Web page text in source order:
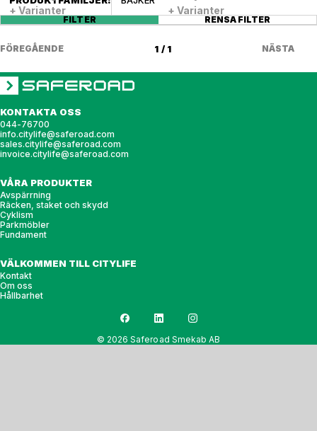
FILTER RENSA FILTER
+ Varianter
+ Varianter
FÖREGÅENDE 1 / 1 NÄSTA
KONTAKTA OSS
044-76700
info.citylife@saferoad.com
sales.citylife@saferoad.com
invoice.citylife@saferoad.com
VÅRA PRODUKTER
Avspärrning
Räcken, staket och skydd
Cyklism
Parkmöbler
Fundament
VÄLKOMMEN TILL CITYLIFE
Kontakt
Om oss
Hållbarhet
© 2026 Saferoad Smekab AB